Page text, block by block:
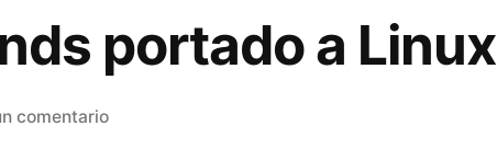
portado a Linux
comentarioen